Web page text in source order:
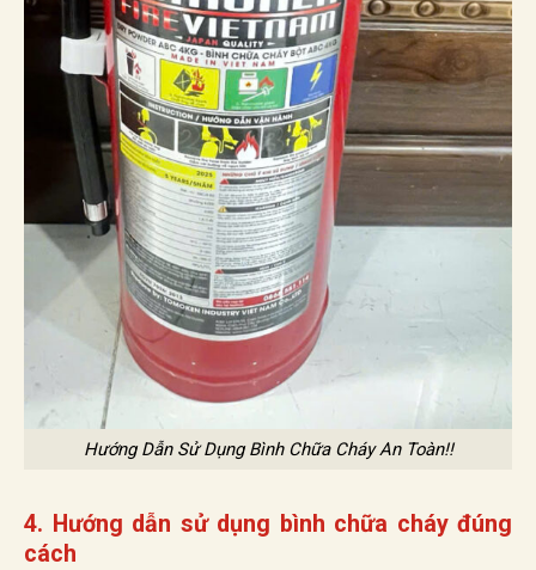
Hướng Dẫn Sử Dụng Bình Chữa Cháy An Toàn!!
4. Hướng dẫn sử dụng bình chữa cháy đúng
cách